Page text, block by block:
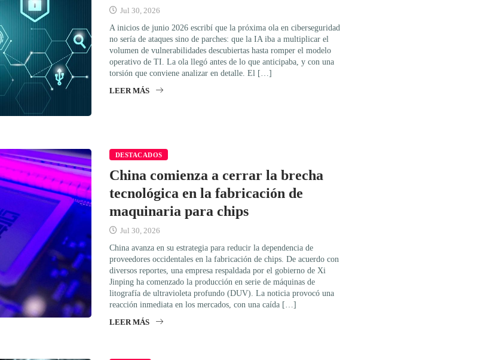
Jul 30, 2026
A inicios de junio 2026 escribí que la próxima ola en ciberseguridad
no sería de ataques sino de parches: que la IA iba a multiplicar el
volumen de vulnerabilidades descubiertas hasta romper el modelo
operativo de TI. La ola llegó antes de lo que anticipaba, y con una
torsión que conviene analizar en detalle. El […]
LEER MÁS
DESTACADOS
China comienza a cerrar la brecha
tecnológica en la fabricación de
maquinaria para chips
Jul 30, 2026
China avanza en su estrategia para reducir la dependencia de
proveedores occidentales en la fabricación de chips. De acuerdo con
diversos reportes, una empresa respaldada por el gobierno de Xi
Jinping ha comenzado la producción en serie de máquinas de
litografía de ultravioleta profundo (DUV). La noticia provocó una
reacción inmediata en los mercados, con una caída […]
LEER MÁS